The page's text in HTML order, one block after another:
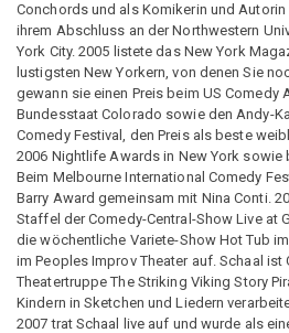
Conchords und als Komikerin und Autorin
ihrem Abschluss an der Northwestern
York City. 2005 listete das New York
lustigsten New Yorkern, von denen Sie
gewann sie einen Preis beim US Comedy
Bundesstaat Colorado sowie den Andy-
Comedy Festival, den Preis als beste
2006 Nightlife Awards in New York sowie
Beim Melbourne International Comedy
Barry Award gemeinsam mit Nina Conti.
Staffel der Comedy-Central-Show Live at
die wöchentliche Variete-Show Hot Tub
im Peoples Improv Theater auf. Schaal
Theatertruppe The Striking Viking Story
Kindern in Sketchen und Liedern
2007 trat Schaal live auf und wurde als